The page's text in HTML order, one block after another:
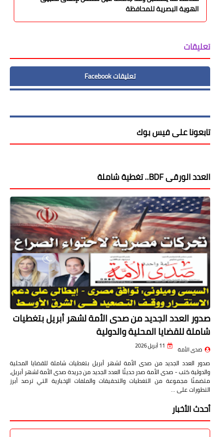
الهوية البصرية للمحافظة
تعليقات
تعليقات Facebook
تابعونا على فيس بوك
العدد الورقى BDF.. تغطية شاملة
صدور العدد الجديد من صدى الأمة لشهر أبريل بتغطيات
شاملة للقضايا المحلية والدولية
صدى الأمة 11 أبريل 2026
صدور العدد الجديد من صدى الأمة لشهر أبريل بتغطيات شاملة للقضايا المحلية
والدولية كتب - صدى الأمة صدر حديثًا العدد الجديد من جريدة صدى الأمة لشهر أبريل،
متضمنًا مجموعة من التغطيات والتحقيقات والملفات الإخبارية التي ترصد أبرز
التطورات على …
أحدث الأخبار